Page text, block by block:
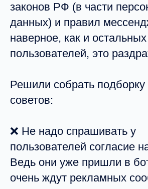
законов РФ (в части
данных) и правил
наверное, как и остальных
пользователей, это
Решили собрать подборку
советов:
❌ Не надо спрашивать у
пользователей согласие
Ведь они уже пришли в
очень ждут рекламных